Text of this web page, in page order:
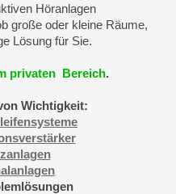
Höranlagen
große oder kleine Räume,
Lösung für Sie.
privaten Bereich.
Wichtigkeit: